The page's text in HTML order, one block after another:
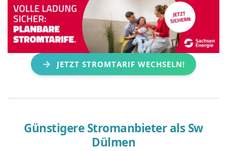
JETZT STROMTARIF WECHSELN!
Günstigere Stromanbieter alsSw
Dülmen